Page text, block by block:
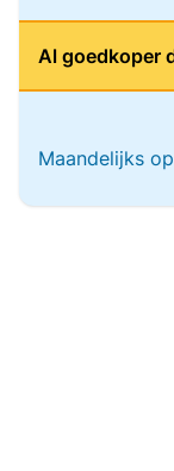
Al goedkoper
Maandelijks